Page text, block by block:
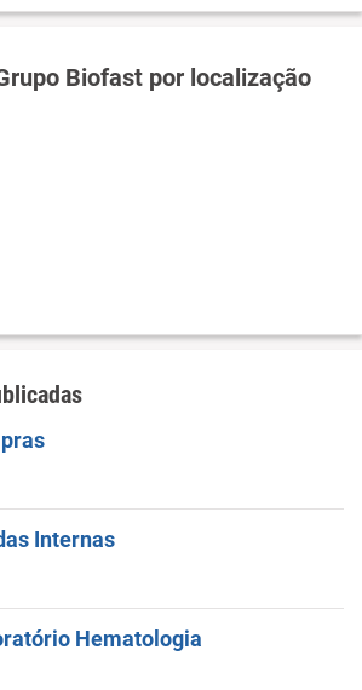
Biofast por localização
Internas
Hematologia